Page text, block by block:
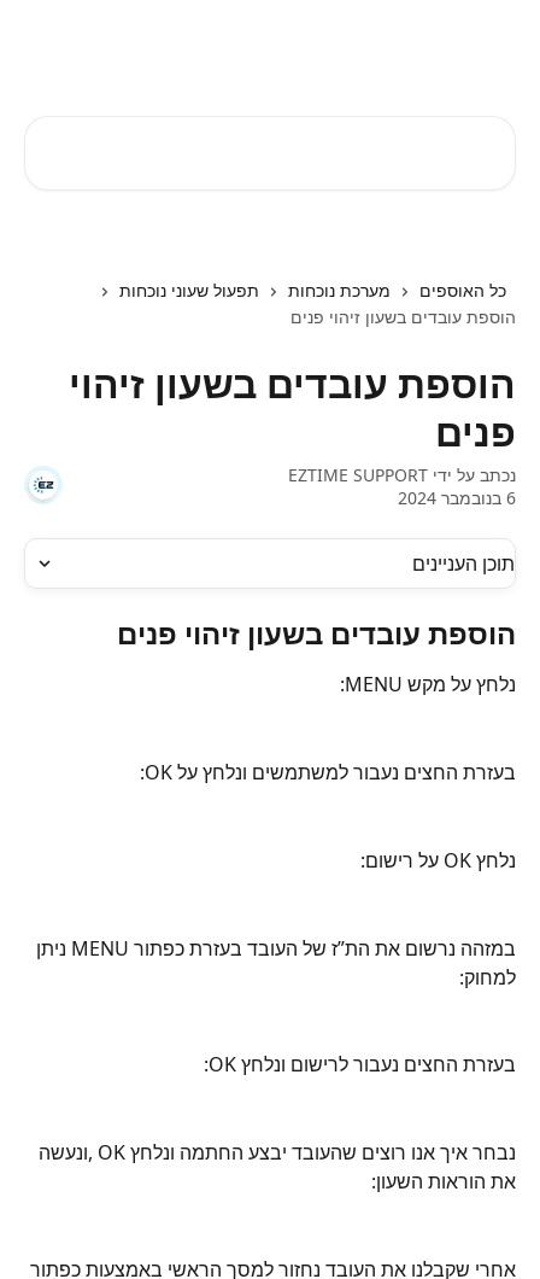
כל האוספים מערכת נוכחות
תפעול שעוני נוכחות
הוספת עובדים בשעון זיהוי פנים
הוספת עובדים בשעון זיהוי
פנים
נכתב על ידי EZTIME SUPPORT
6 בנובמבר 2024
תוכן העניינים
הוספת עובדים בשעון זיהוי פנים
נלחץ על מקש MENU:
בעזרת החצים נעבור למשתמשים ונלחץ על OK:
נלחץ OK על רישום:
במזהה נרשום את הת”ז של העובד בעזרת כפתור MENU ניתן
למחוק:
בעזרת החצים נעבור לרישום ונלחץ OK:
נבחר איך אנו רוצים שהעובד יבצע החתמה ונלחץ OK ,ונעשה
את הוראות השעון:
אחרי שקבלנו את העובד נחזור למסך הראשי באמצעות כפתור